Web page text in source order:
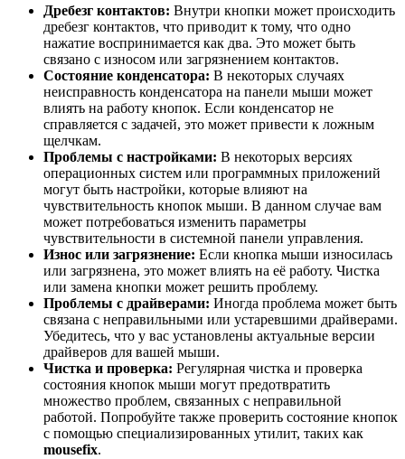
Дребезг контактов: Внутри кнопки может происходить
дребезг контактов, что приводит к тому, что одно
нажатие воспринимается как два. Это может быть
связано с износом или загрязнением контактов.
Состояние конденсатора: В некоторых случаях
неисправность конденсатора на панели мыши может
влиять на работу кнопок. Если конденсатор не
справляется с задачей, это может привести к ложным
щелчкам.
Проблемы с настройками: В некоторых версиях
операционных систем или программных приложений
могут быть настройки, которые влияют на
чувствительность кнопок мыши. В данном случае вам
может потребоваться изменить параметры
чувствительности в системной панели управления.
Износ или загрязнение: Если кнопка мыши износилась
или загрязнена, это может влиять на её работу. Чистка
или замена кнопки может решить проблему.
Проблемы с драйверами: Иногда проблема может быть
связана с неправильными или устаревшими драйверами.
Убедитесь, что у вас установлены актуальные версии
драйверов для вашей мыши.
Чистка и проверка: Регулярная чистка и проверка
состояния кнопок мыши могут предотвратить
множество проблем, связанных с неправильной
работой. Попробуйте также проверить состояние кнопок
с помощью специализированных утилит, таких как
mousefix.